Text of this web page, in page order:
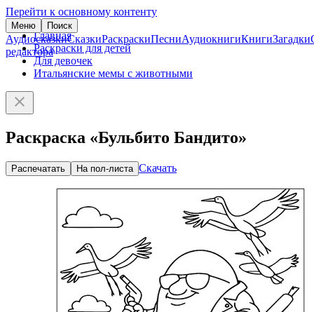
Перейти к основному контенту
Меню Поиск
АудиосказкиСказкиРаскраскиПесниАудиокнигиКнигиЗагадки
редактора
Главная
Раскраски для детей
Для девочек
Итальянские мемы с животными
Раскраска «Бульбито Бандито»
Распечатать На пол-листа Скачать